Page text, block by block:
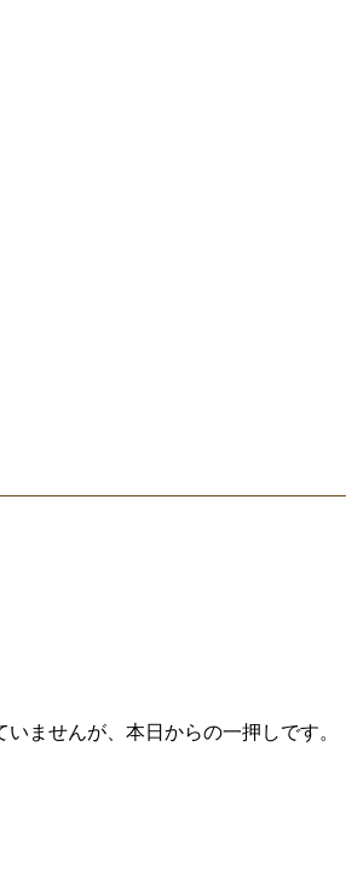
ませんが、本日からの一押しです。